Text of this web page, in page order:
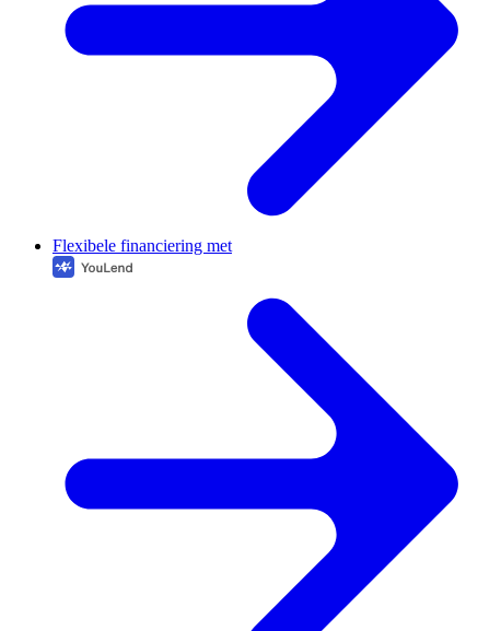
Flexibele financiering met